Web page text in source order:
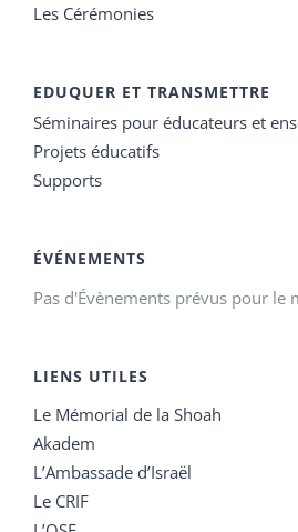
Les Cérémonies
EDUQUER ET TRANSMETTRE
Séminaires pour éducateurs et
Projets éducatifs
Supports
ÉVÉNEMENTS
Pas d'Évènements prévus pour le
LIENS UTILES
Le Mémorial de la Shoah
Akadem
L’Ambassade d’Israël
Le CRIF